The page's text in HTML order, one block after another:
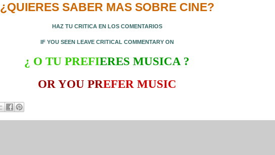
¿QUIERES SABER MAS SOBRE CINE?
HAZ TU CRITICA EN LOS COMENTARIOS
IF YOU SEEN LEAVE CRITICAL COMMENTARY ON
¿ O TU PREFIERES MUSICA ?
OR YOU PREFER MUSIC